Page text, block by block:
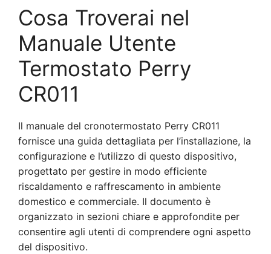
Cosa Troverai nel
Manuale Utente
Termostato Perry
CR011
Il manuale del cronotermostato Perry CR011
fornisce una guida dettagliata per l’installazione, la
configurazione e l’utilizzo di questo dispositivo,
progettato per gestire in modo efficiente
riscaldamento e raffrescamento in ambiente
domestico e commerciale. Il documento è
organizzato in sezioni chiare e approfondite per
consentire agli utenti di comprendere ogni aspetto
del dispositivo.